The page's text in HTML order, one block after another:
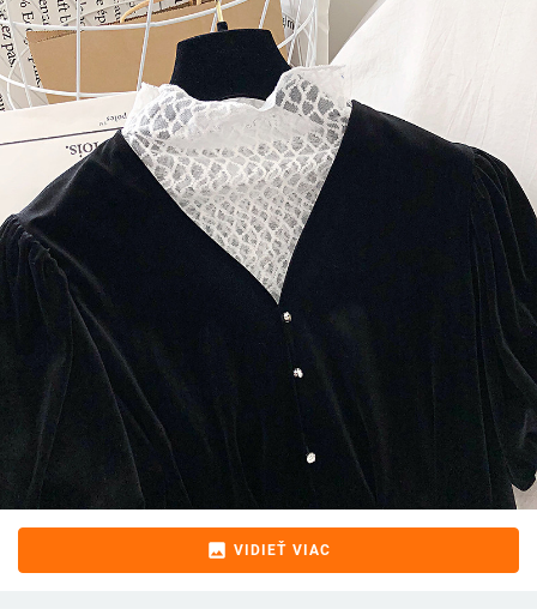
image VIDIEŤ VIAC